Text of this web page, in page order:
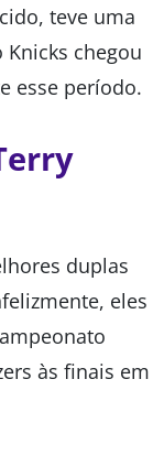
teve uma
chegou
esse período.
duplas
eles
às finais em